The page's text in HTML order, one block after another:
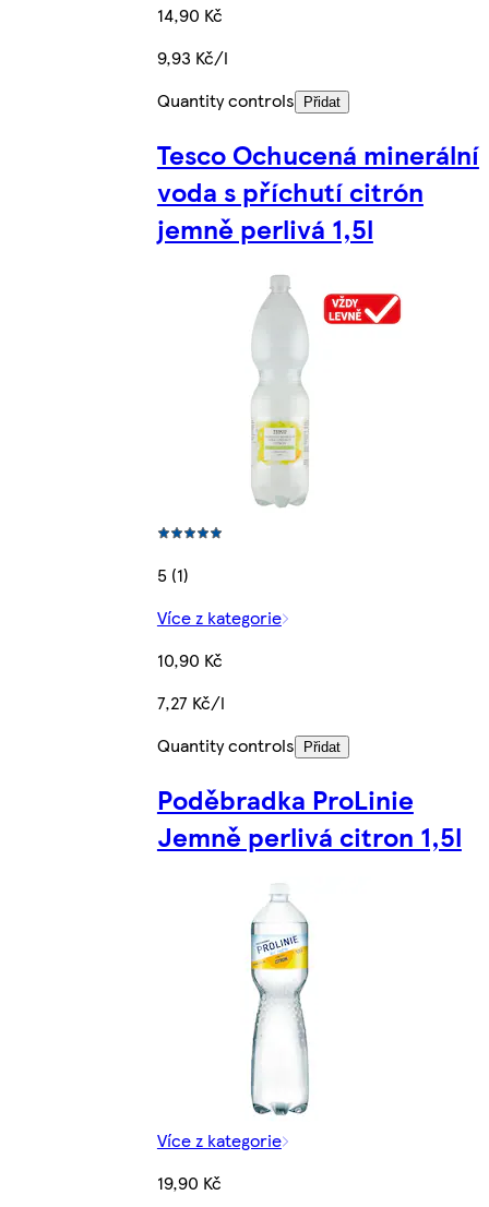
14,90 Kč
9,93 Kč/l
Quantity controls
Přidat
Tesco Ochucená minerální
voda s příchutí citrón
jemně perlivá 1,5l
5 (1)
Více z kategorie
10,90 Kč
7,27 Kč/l
Quantity controls
Přidat
Poděbradka ProLinie
Jemně perlivá citron 1,5l
Více z kategorie
19,90 Kč